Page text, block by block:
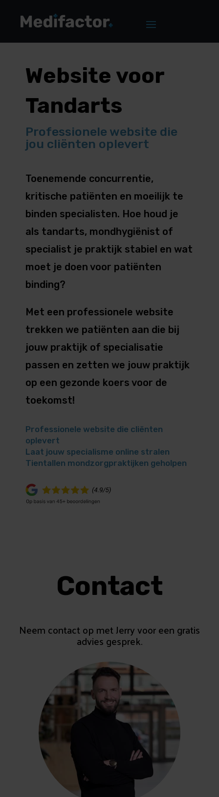
Website voor
Tandarts
Professionele website die
jou cliënten oplevert
Toenemende concurrentie,
kritische patiënten en moeilijk te
binden specialisten. Hoe houd je
als tandarts, mondhygiënist of
specialist je praktijk stabiel en wat
moet je doen voor patiënten
binding?
Met een professionele website
trekken we patiënten aan die bij
jouw praktijk of specialisatie
passen en zetten we jouw praktijk
op een gezonde koers voor de
toekomst!
Professionele website die cliënten
oplevert
Laat jouw specialisme online stralen
Tientallen mondzorgpraktijken geholpen
Contact
Neem contact op met Jerry voor een gratis
advies gesprek.